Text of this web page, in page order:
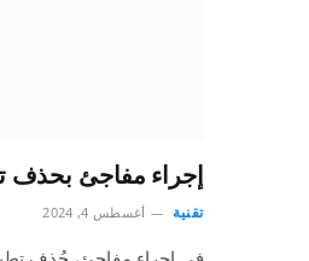
إجراء مفاجئ بحذف
تقنية أغسطس 4, 2024